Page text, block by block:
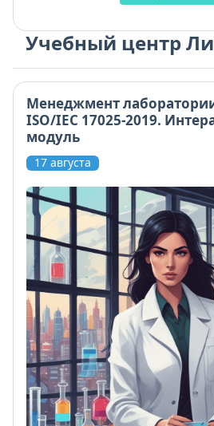
Учебный центр
Менеджмент
ISO/IEC 17025-2019.
модуль
17 августа